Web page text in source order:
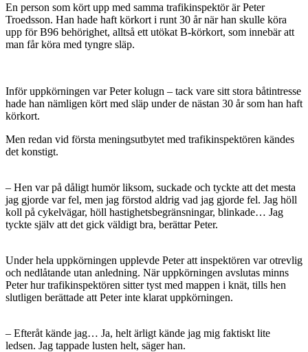
En person som kört upp med samma trafikinspektör är Peter
Troedsson. Han hade haft körkort i runt 30 år när han skulle köra
upp för B96 behörighet, alltså ett utökat B-körkort, som innebär att
man får köra med tyngre släp.
Inför uppkörningen var Peter kolugn – tack vare sitt stora båtintresse
hade han nämligen kört med släp under de nästan 30 år som han haft
körkort.
Men redan vid första meningsutbytet med trafikinspektören kändes
det konstigt.
– Hen var på dåligt humör liksom, suckade och tyckte att det mesta
jag gjorde var fel, men jag förstod aldrig vad jag gjorde fel. Jag höll
koll på cykelvägar, höll hastighetsbegränsningar, blinkade… Jag
tyckte själv att det gick väldigt bra, berättar Peter.
Under hela uppkörningen upplevde Peter att inspektören var otrevlig
och nedlåtande utan anledning. När uppkörningen avslutas minns
Peter hur trafikinspektören sitter tyst med mappen i knät, tills hen
slutligen berättade att Peter inte klarat uppkörningen.
– Efteråt kände jag… Ja, helt ärligt kände jag mig faktiskt lite
ledsen. Jag tappade lusten helt, säger han.